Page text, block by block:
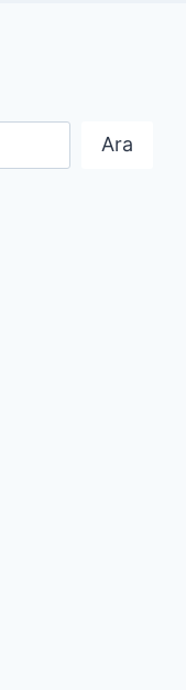
Ara